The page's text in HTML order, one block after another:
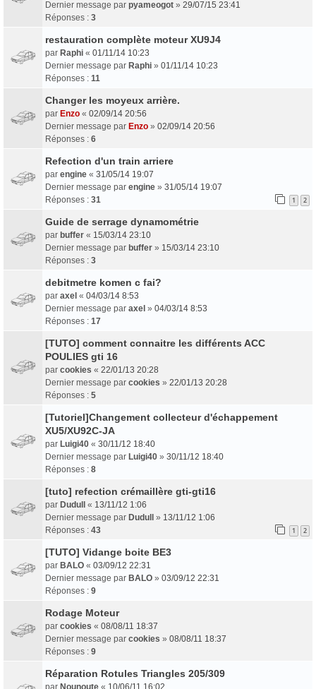
Dernier message par pyameogot » 29/07/15 23:41
Réponses : 3
restauration complète moteur XU9J4
par Raphi « 01/11/14 10:23
Dernier message par Raphi » 01/11/14 10:23
Réponses : 11
Changer les moyeux arrière.
par Enzo « 02/09/14 20:56
Dernier message par Enzo » 02/09/14 20:56
Réponses : 6
Refection d'un train arriere
par engine « 31/05/14 19:07
Dernier message par engine » 31/05/14 19:07
Réponses : 31 1 2
Guide de serrage dynamométrie
par buffer « 15/03/14 23:10
Dernier message par buffer » 15/03/14 23:10
Réponses : 3
debitmetre komen c fai?
par axel « 04/03/14 8:53
Dernier message par axel » 04/03/14 8:53
Réponses : 17
[TUTO] comment connaitre les différents ACC
POULIES gti 16
par cookies « 22/01/13 20:28
Dernier message par cookies » 22/01/13 20:28
Réponses : 5
[Tutoriel]Changement collecteur d'échappement
XU5/XU92C-JA
par Luigi40 « 30/11/12 18:40
Dernier message par Luigi40 » 30/11/12 18:40
Réponses : 8
[tuto] refection crémaillère gti-gti16
par Dudull « 13/11/12 1:06
Dernier message par Dudull » 13/11/12 1:06
Réponses : 43 1 2
[TUTO] Vidange boite BE3
par BALO « 03/09/12 22:31
Dernier message par BALO » 03/09/12 22:31
Réponses : 9
Rodage Moteur
par cookies « 08/08/11 18:37
Dernier message par cookies » 08/08/11 18:37
Réponses : 9
Réparation Rotules Triangles 205/309
par Nounoute « 10/06/11 16:02